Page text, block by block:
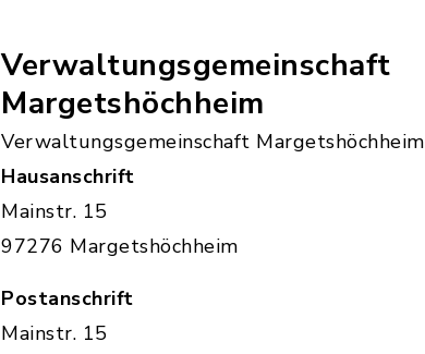
Verwaltungsgemeinschaft
Margetshöchheim
Verwaltungsgemeinschaft Margetshöchheim
Hausanschrift
Mainstr. 15
97276 Margetshöchheim
Postanschrift
Mainstr. 15